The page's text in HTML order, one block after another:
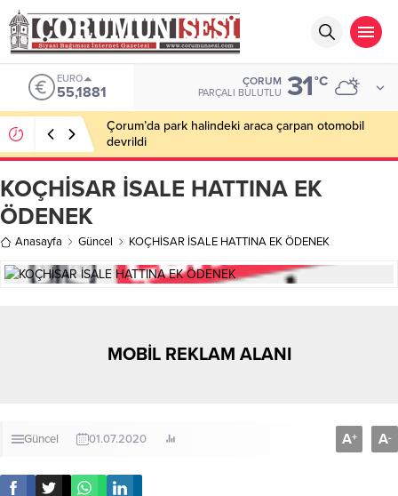
EURO
55,1881
ÇORUM
PARÇALI BULUTLU 31°C
Çorum’da park halindeki araca çarpan otomobil
devrildi
KOÇHİSAR İSALE HATTINA EK
ÖDENEK
Anasayfa Güncel KOÇHİSAR İSALE HATTINA EK ÖDENEK
MOBİL REKLAM ALANI
Güncel 01.07.2020 A+ A-